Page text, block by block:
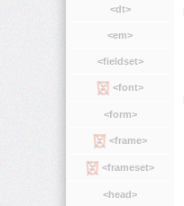
<dt>
<em>
<fieldset>
<font>
<form>
<frame>
<frameset>
<head>